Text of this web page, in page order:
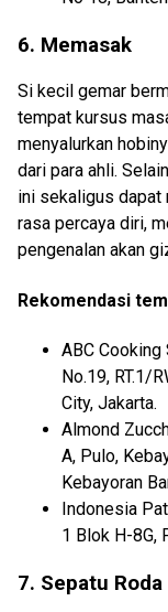
6. Memasak
Si kecil gemar
tempat kursus
menyalurkan
dari para ahli.
ini sekaligus dapat
rasa percaya diri,
pengenalan akan
Rekomendasi
ABC
No.19, RT.1/
City, Jakarta.
Almond
A, Pulo,
Kebayoran
Indonesia
1 Blok H-8G,
7. Sepatu Roda